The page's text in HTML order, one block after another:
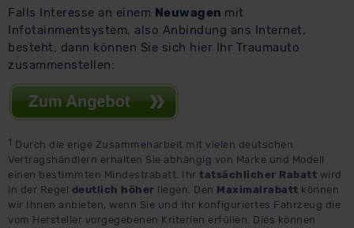
beabsichtigen nicht, diese Daten an Empfänger außerhalb
der EU zu übermitteln oder dort verarbeiten zu lassen.
Soweit eine Übermittlung in ein Land außerhalb der EU
erfolgt, erfolgt dies ausschließlich auf der Grundlage eines
Angemessenheitsbeschlusses der EU-Kommission (Art.
45 Abs. 1 DSGVO), von Standarddatenschutzklauseln
(Art. 46 Abs. 2 lit. c DSGVO) oder wenn Sie hierzu Ihre
Einwilligung freiwillig erteilen. Nähere Informationen zu
den bestehenden Datenschutzklauseln können Sie über
den Kontakt zu unserem Datenschutzbeauftragten unter
datenschutz@meinauto.de anfordern.
Falls Interesse an einem Neuwagen mit
Infotainmentsystem, also Anbindung ans Internet,
besteht, dann können Sie sich hier Ihr Traumauto
zusammenstellen:
1 Durch die enge Zusammenarbeit mit vielen deutschen
Vertragshändlern erhalten Sie abhängig von Marke und Modell
einen bestimmten Mindestrabatt. Ihr tatsächlicher Rabatt wird
in der Regel deutlich höher liegen. Den Maximalrabatt können
wir Ihnen anbieten, wenn Sie und Ihr konfiguriertes Fahrzeug die
vom Hersteller vorgegebenen Kriterien erfüllen. Dies können